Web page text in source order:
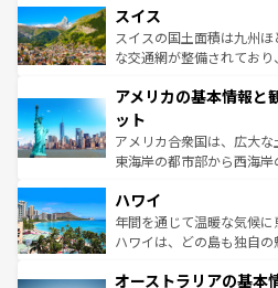
を参照してほしい。
は、お酒好きな人にはぜひ体験し
ドイツ情報はコンテンツ一
リアごとに異なる魅力があ
ティー、ビール好きには
戦など、本場だからこそ
ンツ一覧を参照してほしい
スイス
スイスの国土面積は九州
な交通網が整備されてお
の建物がそのまま残る町や
博物館もあり、アルプス観
ことができる。国民の所得
者向けの交通パス提供の
着のスイス情報は
アメリカの基本情報と
ット
アメリカ合衆国は、広大な
東海岸の都市部から西海
のような巨大都市は、観光
ンメントが詰まった刺激
西部には大自然が広がり
部のニューオーリンズでは
ハワイ
年間を通じて温暖な気候
ハワイは、どの島も独自
ワイ島は見逃せない。また
オーストラリアの基本